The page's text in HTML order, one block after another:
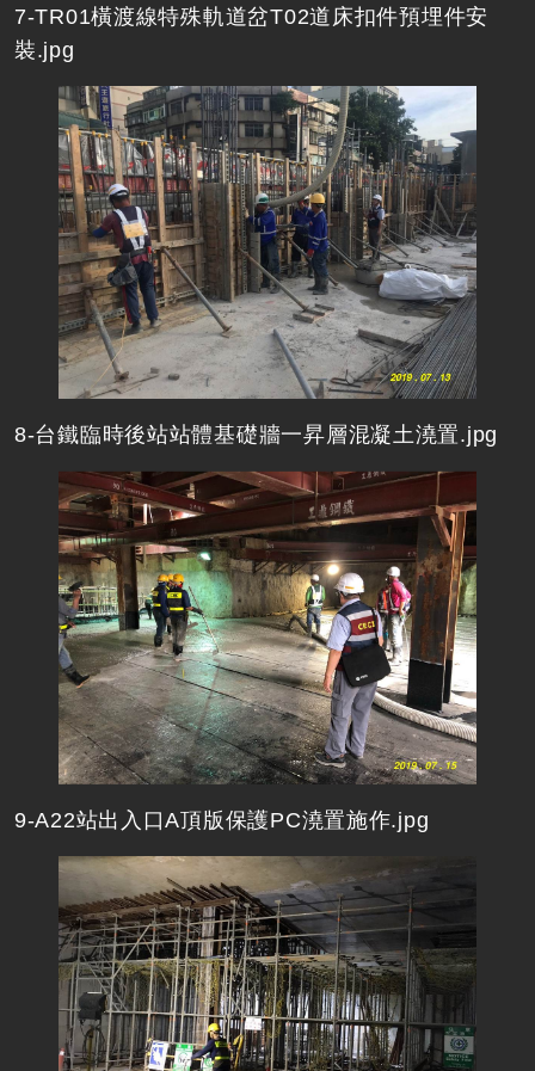
7-TR01橫渡線特殊軌道岔T02道床扣件預埋件安
裝.jpg
8-台鐵臨時後站站體基礎牆一昇層混凝土澆置.jpg
9-A22站出入口A頂版保護PC澆置施作.jpg